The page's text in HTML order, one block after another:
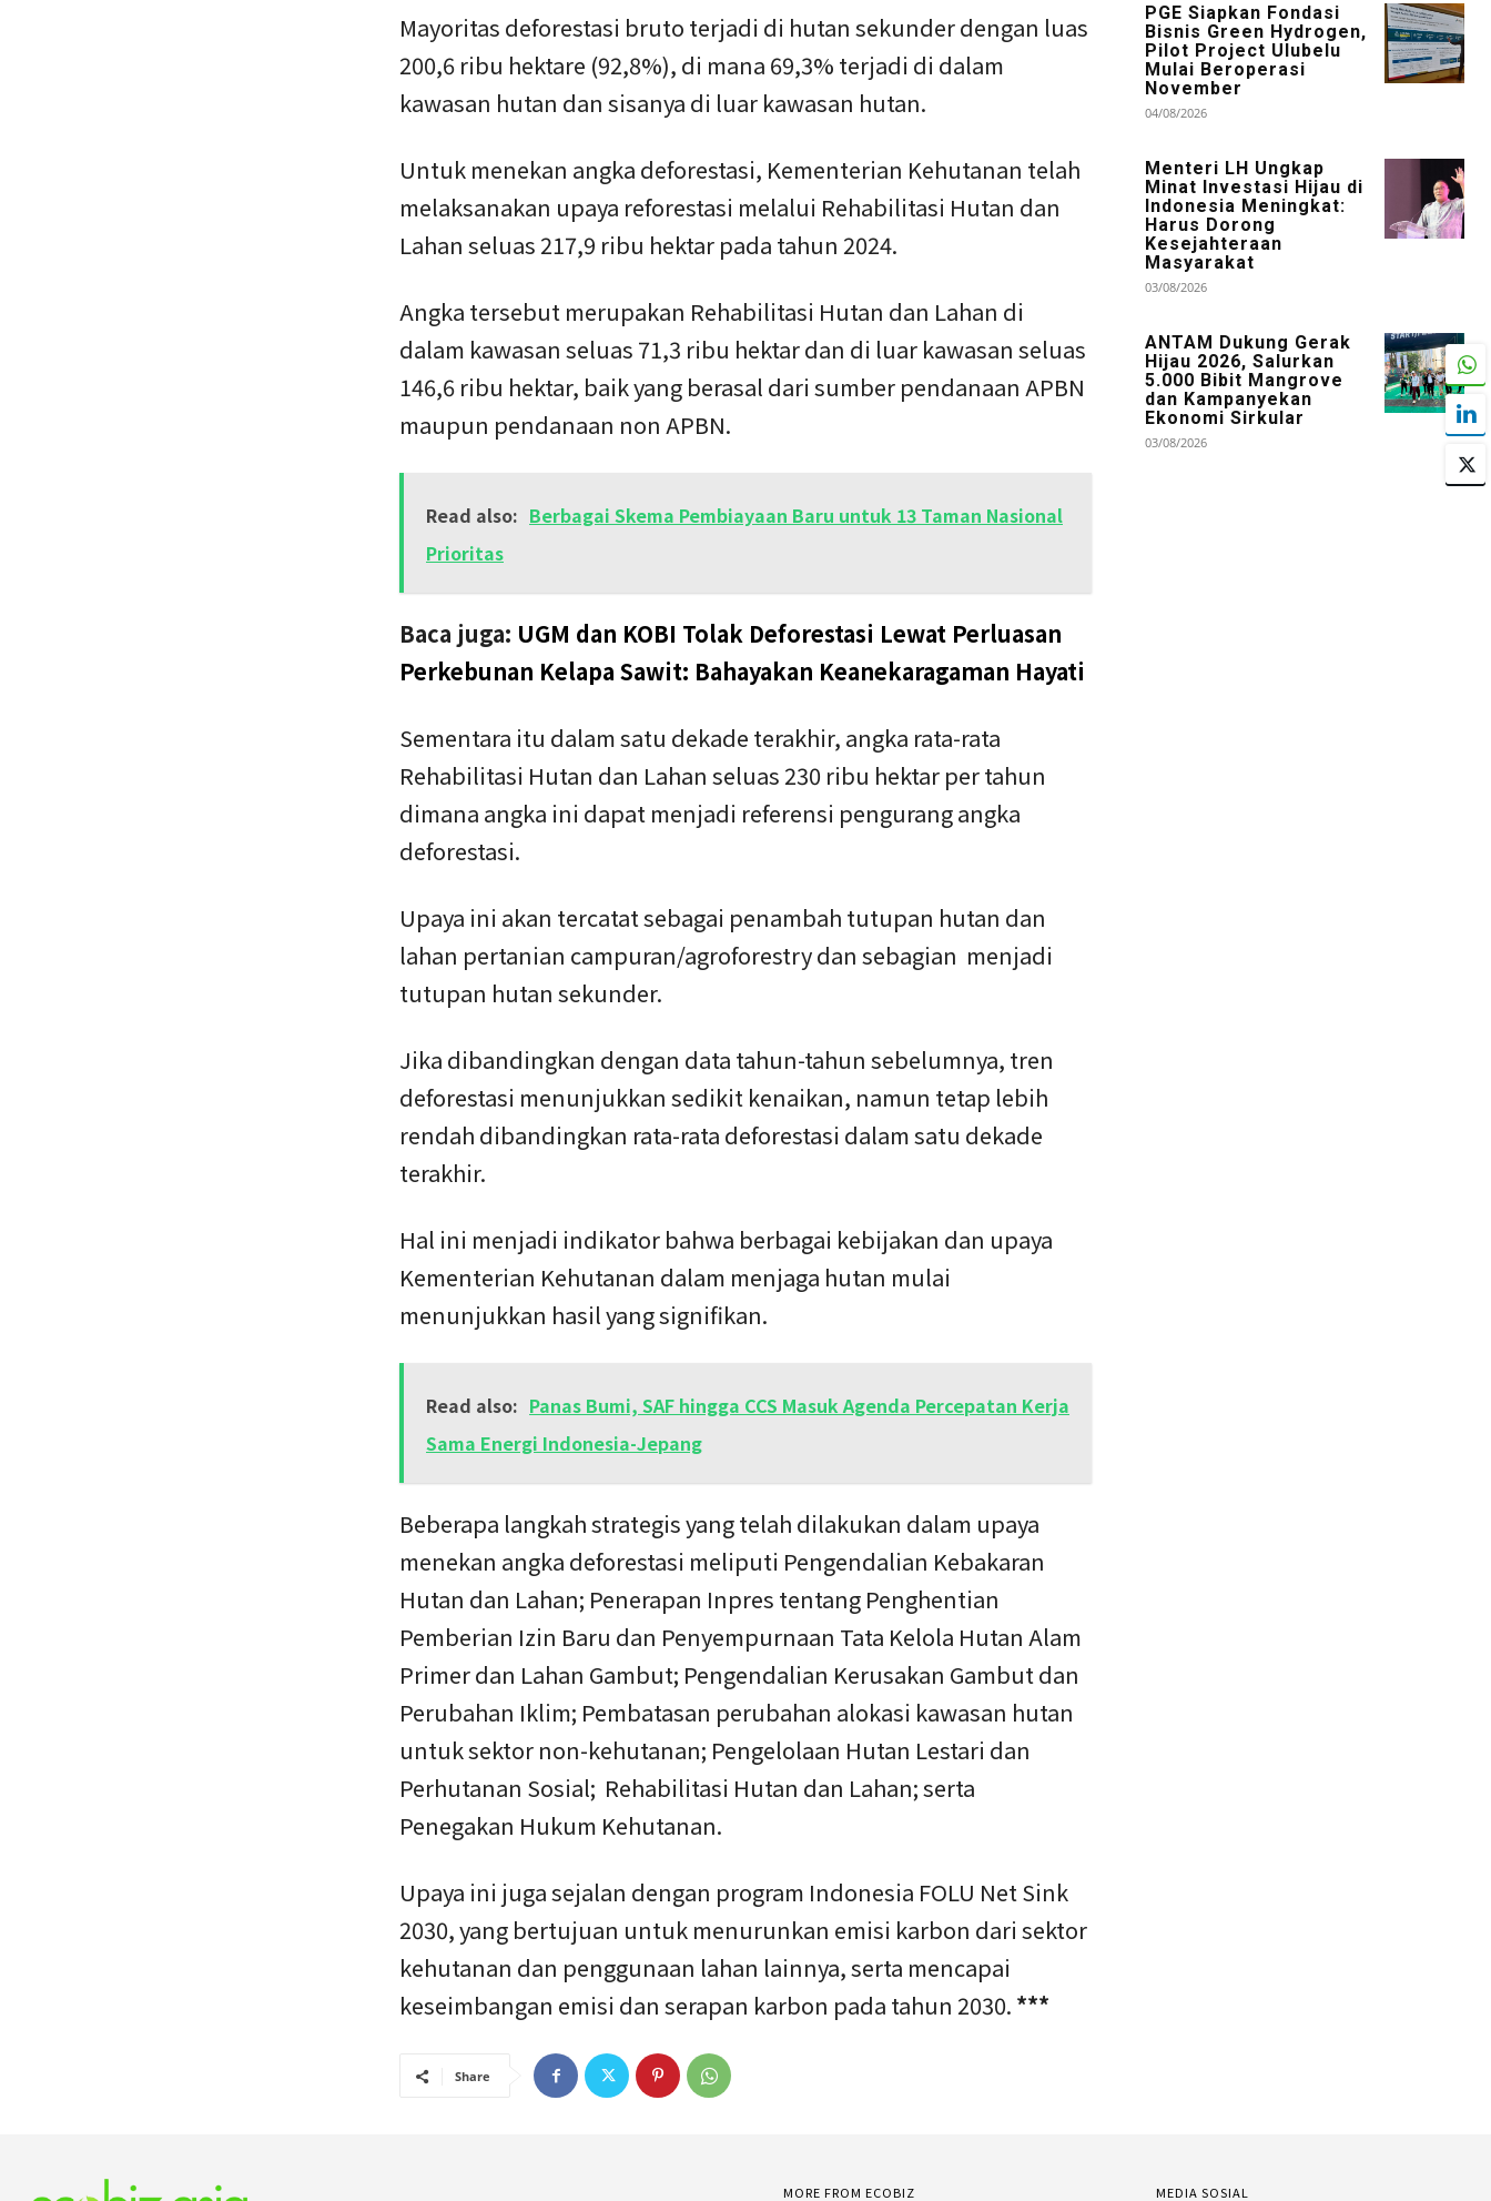
Mayoritas deforestasi bruto terjadi di hutan sekunder dengan luas
200,6 ribu hektare (92,8%), di mana 69,3% terjadi di dalam
kawasan hutan dan sisanya di luar kawasan hutan.
Untuk menekan angka deforestasi, Kementerian Kehutanan telah
melaksanakan upaya reforestasi melalui Rehabilitasi Hutan dan
Lahan seluas 217,9 ribu hektar pada tahun 2024.
Angka tersebut merupakan Rehabilitasi Hutan dan Lahan di
dalam kawasan seluas 71,3 ribu hektar dan di luar kawasan seluas
146,6 ribu hektar, baik yang berasal dari sumber pendanaan APBN
maupun pendanaan non APBN.
Read also: Berbagai Skema Pembiayaan Baru untuk 13 Taman Nasional
Prioritas
Baca juga: UGM dan KOBI Tolak Deforestasi Lewat Perluasan
Perkebunan Kelapa Sawit: Bahayakan Keanekaragaman Hayati
Sementara itu dalam satu dekade terakhir, angka rata-rata
Rehabilitasi Hutan dan Lahan seluas 230 ribu hektar per tahun
dimana angka ini dapat menjadi referensi pengurang angka
deforestasi.
Upaya ini akan tercatat sebagai penambah tutupan hutan dan
lahan pertanian campuran/agroforestry dan sebagian menjadi
tutupan hutan sekunder.
Jika dibandingkan dengan data tahun-tahun sebelumnya, tren
deforestasi menunjukkan sedikit kenaikan, namun tetap lebih
rendah dibandingkan rata-rata deforestasi dalam satu dekade
terakhir.
Hal ini menjadi indikator bahwa berbagai kebijakan dan upaya
Kementerian Kehutanan dalam menjaga hutan mulai
menunjukkan hasil yang signifikan.
Read also: Panas Bumi, SAF hingga CCS Masuk Agenda Percepatan Kerja
Sama Energi Indonesia-Jepang
Beberapa langkah strategis yang telah dilakukan dalam upaya
menekan angka deforestasi meliputi Pengendalian Kebakaran
Hutan dan Lahan; Penerapan Inpres tentang Penghentian
Pemberian Izin Baru dan Penyempurnaan Tata Kelola Hutan Alam
Primer dan Lahan Gambut; Pengendalian Kerusakan Gambut dan
Perubahan Iklim; Pembatasan perubahan alokasi kawasan hutan
untuk sektor non-kehutanan; Pengelolaan Hutan Lestari dan
Perhutanan Sosial; Rehabilitasi Hutan dan Lahan; serta
Penegakan Hukum Kehutanan.
Upaya ini juga sejalan dengan program Indonesia FOLU Net Sink
2030, yang bertujuan untuk menurunkan emisi karbon dari sektor
kehutanan dan penggunaan lahan lainnya, serta mencapai
keseimbangan emisi dan serapan karbon pada tahun 2030. ***
Share
PGE Siapkan Fondasi
Bisnis Green Hydrogen,
Pilot Project Ulubelu
Mulai Beroperasi
November
04/08/2026
Menteri LH Ungkap
Minat Investasi Hijau di
Indonesia Meningkat:
Harus Dorong
Kesejahteraan
Masyarakat
03/08/2026
ANTAM Dukung Gerak
Hijau 2026, Salurkan
5.000 Bibit Mangrove
dan Kampanyekan
Ekonomi Sirkular
03/08/2026
MORE FROM ECOBIZ MEDIA SOSIAL